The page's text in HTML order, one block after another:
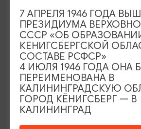
Постоянная экспозиция
Заливино
01.01.2025 - 31.12.2026, среда -
11:00 -16:00
Полесск, Маяк, Полесский р-н,
7 АПРЕЛЯ 1946 ГОДА
ПРЕЗИДИУМА
СССР «ОБ
КЕНИГСБЕРГСКОЙ
СОСТАВЕ РСФСР»
4 ИЮЛЯ 1946 ГОДА ОНА
ПЕРЕИМЕНОВАНА В
КАЛИНИНГРАДСКУЮ
ГОРОД КЁНИГСБЕРГ — В
КАЛИНИНГРАД